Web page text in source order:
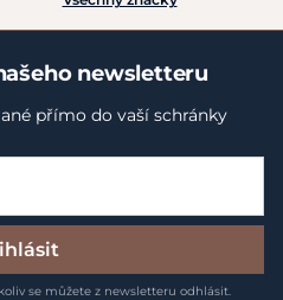
newsletteru
přímo do vaší schránky
se můžete z newsletteru odhlásit.